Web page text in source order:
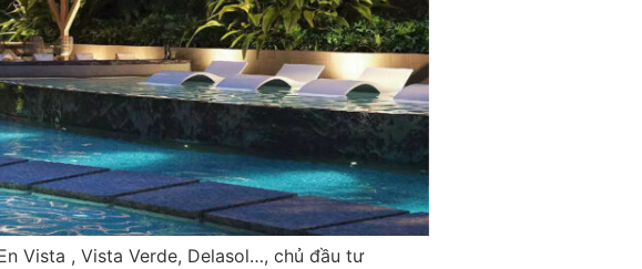
Vista , Vista Verde, Delasol…, chủ đầu tư